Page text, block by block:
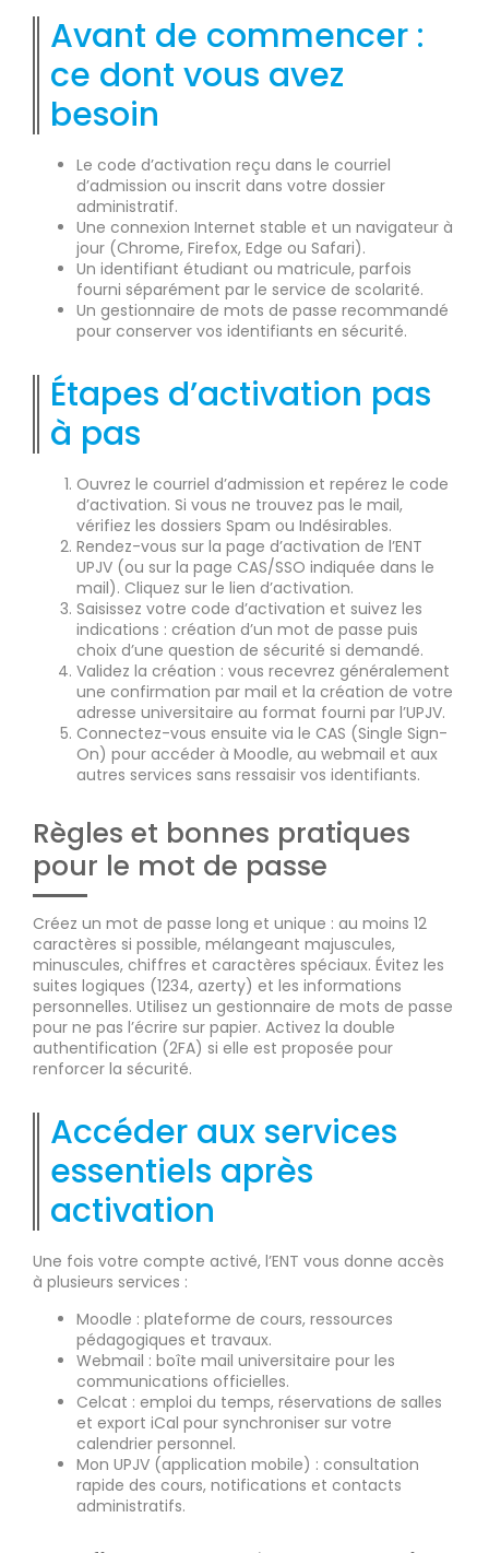
Avant de commencer :
ce dont vous avez
besoin
Le code d’activation reçu dans le courriel
d’admission ou inscrit dans votre dossier
administratif.
Une connexion Internet stable et un navigateur à
jour (Chrome, Firefox, Edge ou Safari).
Un identifiant étudiant ou matricule, parfois
fourni séparément par le service de scolarité.
Un gestionnaire de mots de passe recommandé
pour conserver vos identifiants en sécurité.
Étapes d’activation pas
à pas
Ouvrez le courriel d’admission et repérez le code
d’activation. Si vous ne trouvez pas le mail,
vérifiez les dossiers Spam ou Indésirables.
Rendez-vous sur la page d’activation de l’ENT
UPJV (ou sur la page CAS/SSO indiquée dans le
mail). Cliquez sur le lien d’activation.
Saisissez votre code d’activation et suivez les
indications : création d’un mot de passe puis
choix d’une question de sécurité si demandé.
Validez la création : vous recevrez généralement
une confirmation par mail et la création de votre
adresse universitaire au format fourni par l’UPJV.
Connectez-vous ensuite via le CAS (Single Sign-
On) pour accéder à Moodle, au webmail et aux
autres services sans ressaisir vos identifiants.
Règles et bonnes pratiques
pour le mot de passe
Créez un mot de passe long et unique : au moins 12
caractères si possible, mélangeant majuscules,
minuscules, chiffres et caractères spéciaux. Évitez les
suites logiques (1234, azerty) et les informations
personnelles. Utilisez un gestionnaire de mots de passe
pour ne pas l’écrire sur papier. Activez la double
authentification (2FA) si elle est proposée pour
renforcer la sécurité.
Accéder aux services
essentiels après
activation
Une fois votre compte activé, l’ENT vous donne accès
à plusieurs services :
Moodle : plateforme de cours, ressources
pédagogiques et travaux.
Webmail : boîte mail universitaire pour les
communications officielles.
Celcat : emploi du temps, réservations de salles
et export iCal pour synchroniser sur votre
calendrier personnel.
Mon UPJV (application mobile) : consultation
rapide des cours, notifications et contacts
administratifs.